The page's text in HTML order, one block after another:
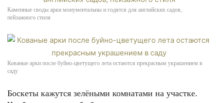
Каменные своды арки монументальны и годятся для английских садов,
пейзажного стиля
Кованые арки после буйно-цветущего лета остаются прекрасным украшением в
саду
Боскеты кажутся зелёными комнатами на участке.